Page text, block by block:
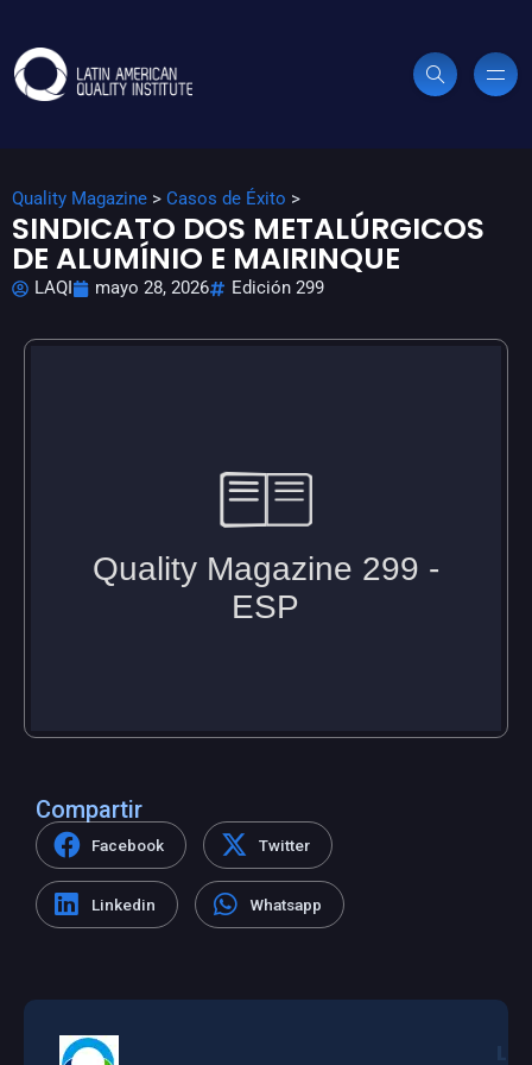
Quality Magazine > Casos de Éxito >
SINDICATO DOS METALÚRGICOS
DE ALUMÍNIO E MAIRINQUE
LAQI mayo 28, 2026 Edición 299
Compartir
Facebook Twitter
Linkedin Whatsapp